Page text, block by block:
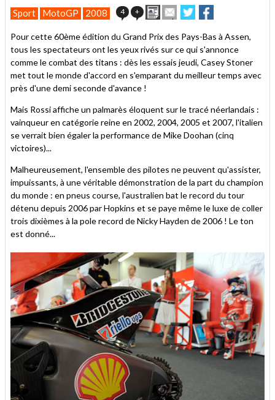
Sport MotoGP 2008 4 + ImprimerEnvoyer
cet
à
un
ami
Partager
sur
sur
Pour cette 60ème édition du Grand Prix des Pays-Bas à Assen,
tous les spectateurs ont les yeux rivés sur ce qui s'annonce
comme le combat des titans : dès les essais jeudi, Casey Stoner
met tout le monde d'accord en s'emparant du meilleur temps avec
près d'une demi seconde d'avance !
Mais Rossi affiche un palmarès éloquent sur le tracé néerlandais :
vainqueur en catégorie reine en 2002, 2004, 2005 et 2007, l'italien
se verrait bien égaler la performance de Mike Doohan (cinq
victoires)...
Malheureusement, l'ensemble des pilotes ne peuvent qu'assister,
impuissants, à une véritable démonstration de la part du champion
du monde : en pneus course, l'australien bat le record du tour
détenu depuis 2006 par Hopkins et se paye même le luxe de coller
trois dixièmes à la pole record de Nicky Hayden de 2006 ! Le ton
est donné...